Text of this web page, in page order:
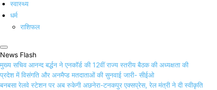
स्वास्थ्य
धर्म
राशिफल
News Flash
मुख्य सचिव आनन्द बर्द्धन ने एनकॉर्ड की 12वीं राज्य स्तरीय बैठक की अध्यक्षता की
प्रदेश में विसंगति और अनमैप्ड मतदाताओं की सुनवाई जारी- सीईओ
बनबसा रेलवे स्टेशन पर अब रुकेगी अछनेरा-टनकपुर एक्सप्रेस, रेल मंत्री ने दी स्वीकृति